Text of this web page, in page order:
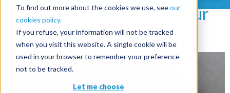
To find out more about the cookies we use, seeour
cookies policy.
If you refuse, your information will not be tracked
when you visit this website. A single cookie will be
used in your browser to remember your preference
not to be tracked.
Let me choose
Nannybag : une nounou pour
vos bagages !